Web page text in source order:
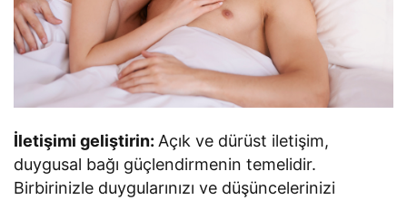
İletişimi geliştirin: Açık ve dürüst iletişim,
duygusal bağı güçlendirmenin temelidir.
Birbirinizle duygularınızı ve düşüncelerinizi